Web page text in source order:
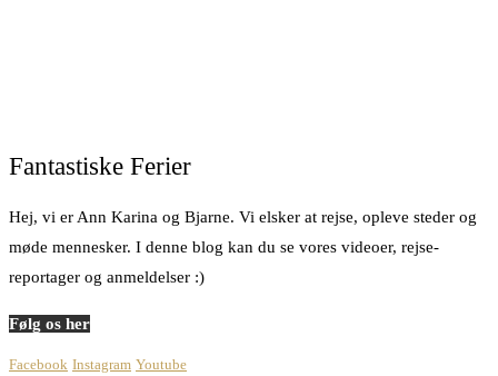
Fantastiske Ferier
Hej, vi er Ann Karina og Bjarne. Vi elsker at rejse, opleve steder og
møde mennesker. I denne blog kan du se vores videoer, rejse-
reportager og anmeldelser :)
Følg os her
Facebook Instagram Youtube